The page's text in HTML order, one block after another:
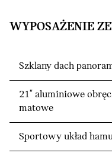
WYPOSAŻENIE
Szklany dach
21" aluminiowe
matowe
Sportowy układ